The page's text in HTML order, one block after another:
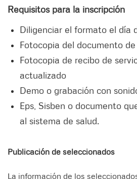
Requisitos para la inscripción
Diligenciar el formato el día
Fotocopia del documento
Fotocopia de recibo de
actualizado
Demo o grabación con
Eps, Sisben o documento
al sistema de salud.
Publicación de seleccionados
La información de los